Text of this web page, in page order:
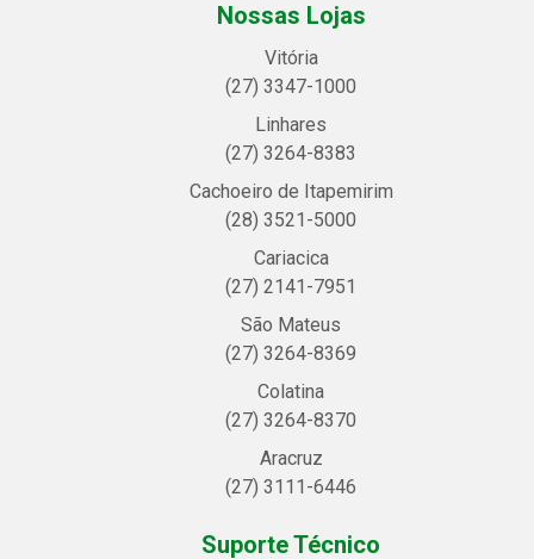
Nossas Lojas
Vitória
(27) 3347-1000
Linhares
(27) 3264-8383
Cachoeiro de Itapemirim
(28) 3521-5000
Cariacica
(27) 2141-7951
São Mateus
(27) 3264-8369
Colatina
(27) 3264-8370
Aracruz
(27) 3111-6446
Suporte Técnico